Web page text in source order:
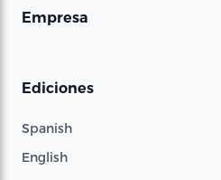
Empresa
Ediciones
Spanish
English